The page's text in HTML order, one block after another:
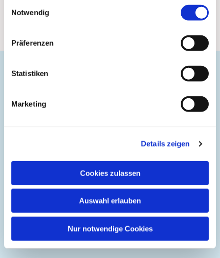
Notwendig
Präferenzen
Statistiken
Marketing
Details zeigen
Cookies zulassen
Auswahl erlauben
Nur notwendige Cookies
Evangelische Gemeinde Unterbarmen Süd
42103 Wuppertal
DIREKT ZU
Altenwohnstätte
Bibelwerk
Diakonie Wuppertal